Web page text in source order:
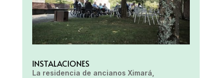
INSTALACIONES
La residencia de ancianos Ximará,